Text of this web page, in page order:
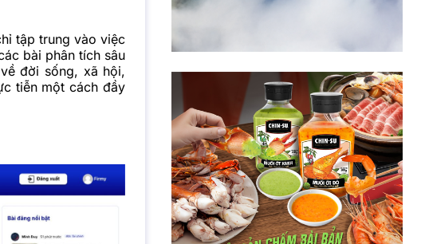
tập trung vào việc
bài phân tích sâu
đời sống, xã hội,
tiễn một cách đầy